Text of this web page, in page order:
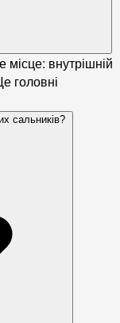
внутрішній
головні
сальників?